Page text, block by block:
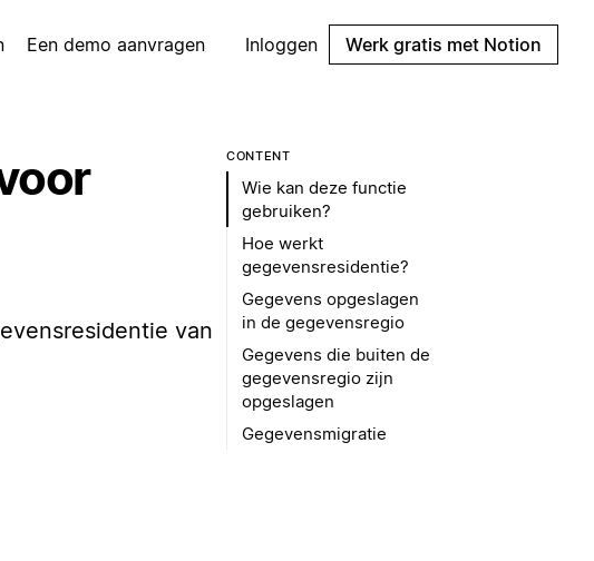
Een demo aanvragen Inloggen Werk gratis met Notion
van
CONTENT
Wie kan deze functie
gebruiken?
Hoe werkt
gegevensresidentie?
Gegevens opgeslagen
in de gegevensregio
Gegevens die buiten de
gegevensregio zijn
opgeslagen
Gegevensmigratie